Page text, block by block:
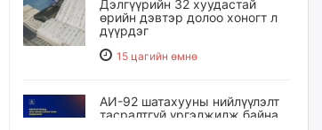
Дэлгүүрийн 32 хуудастай
өрийн дэвтэр долоо хоногт л
дүүрдэг
15 цагийн өмнө
АИ-92 шатахууны нийлүүлэлт
тасралтгүй үргэлжилж байна